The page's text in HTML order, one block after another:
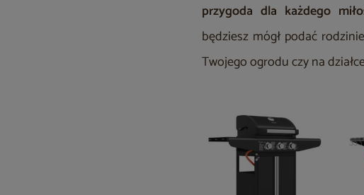
przygoda dla każdego
będziesz mógł podać
Twojego ogrodu czy na